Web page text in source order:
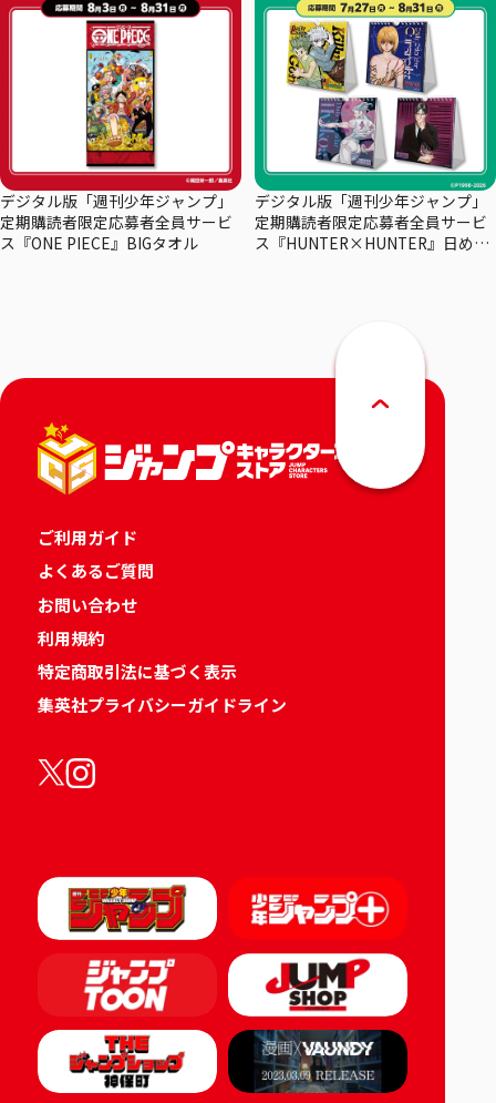
デジタル版「週刊少年ジャンプ」
定期購読者限定応募者全員サービ
ス『ONE PIECE』BIGタオル
デジタル版「週刊少年ジャンプ」
定期購読者限定応募者全員サービ
ス『HUNTER×HUNTER』日めく
ご利用ガイド
よくあるご質問
お問い合わせ
利用規約
特定商取引法に基づく表示
集英社プライバシーガイドライン